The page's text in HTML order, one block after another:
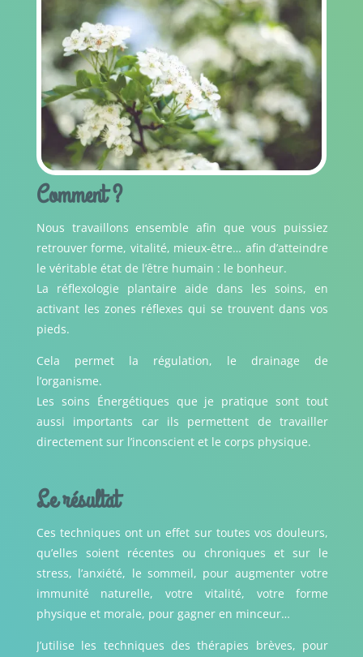
Comment ?
Nous travaillons ensemble afin que vous puissiez
retrouver forme, vitalité, mieux-être… afin d’atteindre
le véritable état de l’être humain : le bonheur.
La réflexologie plantaire aide dans les soins, en
activant les zones réflexes qui se trouvent dans vos
pieds.
Cela permet la régulation, le drainage de
l’organisme.
Les soins Énergétiques que je pratique sont tout
aussi importants car ils permettent de travailler
directement sur l’inconscient et le corps physique.
Le résultat
Ces techniques ont un effet sur toutes vos douleurs,
qu’elles soient récentes ou chroniques et sur le
stress, l’anxiété, le sommeil, pour augmenter votre
immunité naturelle, votre vitalité, votre forme
physique et morale, pour gagner en minceur…
J’utilise les techniques des thérapies brèves, pour